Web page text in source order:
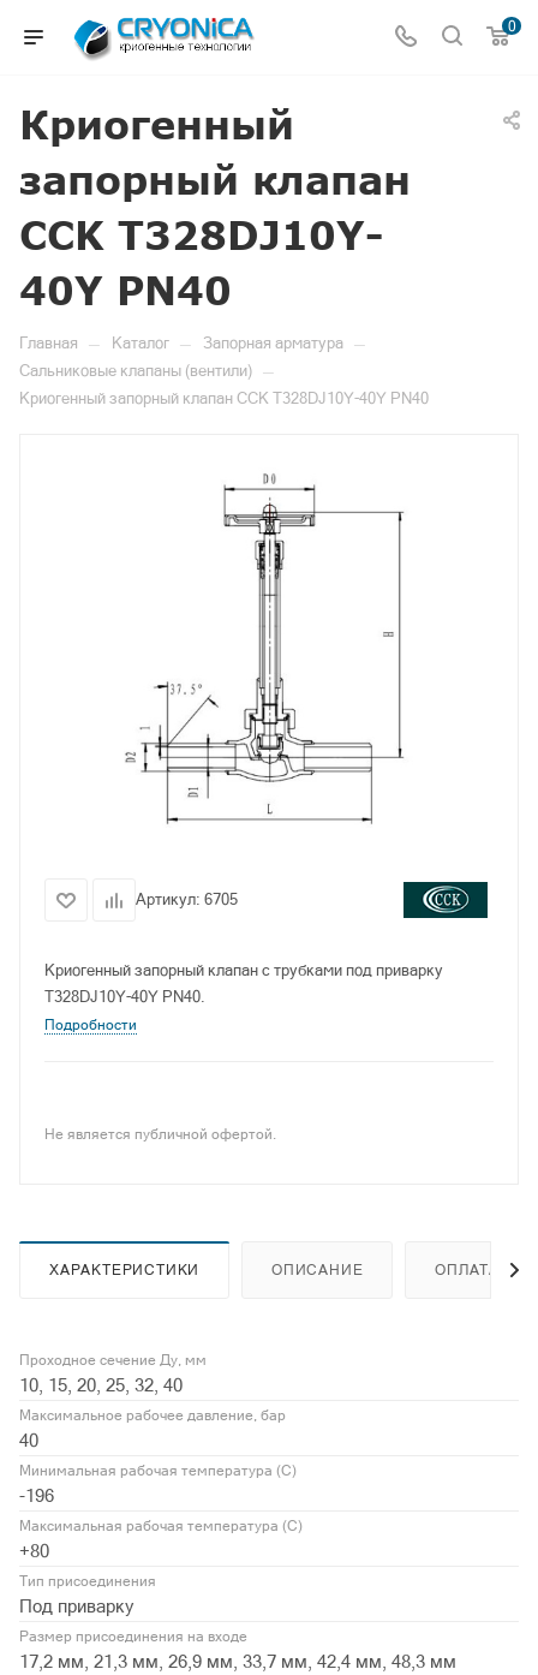
0
Криогенный
запорный клапан
CCK T328DJ10Y-
40Y PN40
Главная — Каталог — Запорная арматура —
Сальниковые клапаны (вентили) —
Криогенный запорный клапан CCK T328DJ10Y-40Y PN40
Артикул: 6705
Криогенный запорный клапан с трубками под приварку
T328DJ10Y-40Y PN40.
Подробности
Не является публичной офертой.
ХАРАКТЕРИСТИКИ ОПИСАНИЕ ОПЛАТА
Проходное сечение Ду, мм
10, 15, 20, 25, 32, 40
Максимальное рабочее давление, бар
40
Минимальная рабочая температура (С)
-196
Максимальная рабочая температура (С)
+80
Тип присоединения
Под приварку
Размер присоединения на входе
17,2 мм, 21,3 мм, 26,9 мм, 33,7 мм, 42,4 мм, 48,3 мм